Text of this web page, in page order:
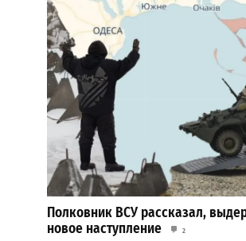
Полковник ВСУ рассказал,
новое наступление
2